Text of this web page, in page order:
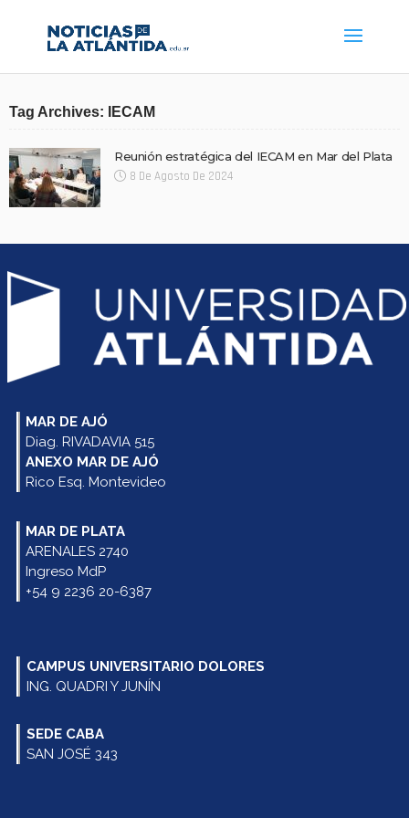
Tag Archives: IECAM
Reunión estratégica del IECAM en Mar del Plata
8 De Agosto De 2024
MAR DE AJÓ
Diag. RIVADAVIA 515
ANEXO MAR DE AJÓ
Rico Esq. Montevideo
MAR DE PLATA
ARENALES 2740
Ingreso MdP
+54 9 2236 20-6387
CAMPUS UNIVERSITARIO DOLORES
ING. QUADRI Y JUNÍN
SEDE CABA
SAN JOSÉ 343